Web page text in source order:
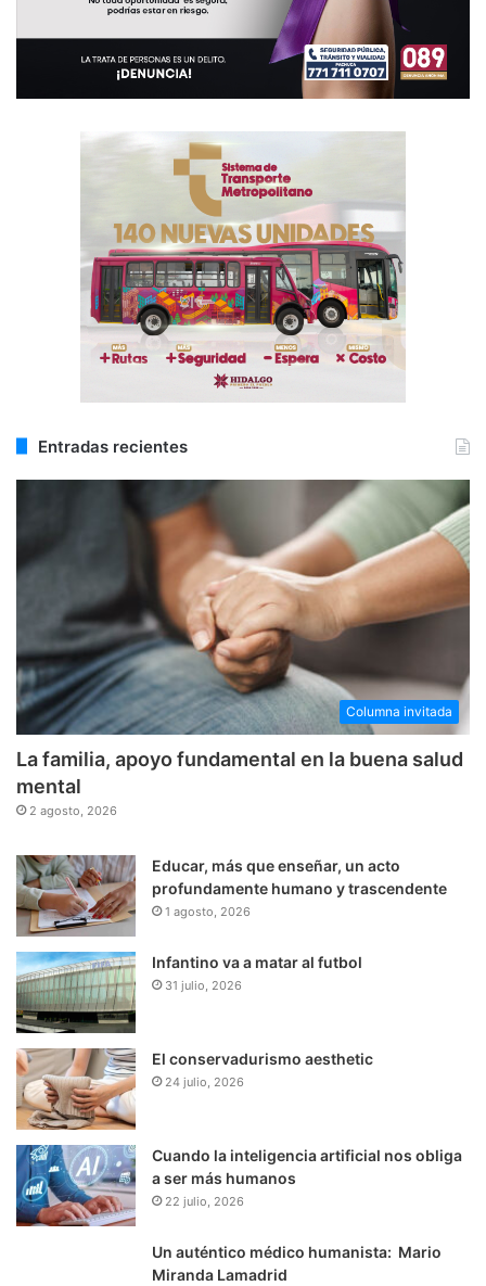
Entradas recientes
Columna invitada
La familia, apoyo fundamental en la buena salud
mental
2 agosto, 2026
Educar, más que enseñar, un acto
profundamente humano y trascendente
1 agosto, 2026
Infantino va a matar al futbol
31 julio, 2026
El conservadurismo aesthetic
24 julio, 2026
Cuando la inteligencia artificial nos obliga
a ser más humanos
22 julio, 2026
Un auténtico médico humanista: Mario
Miranda Lamadrid